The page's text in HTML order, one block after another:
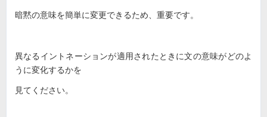
暗黙の意味を簡単に変更できるため、重要です。
異なるイントネーションが適用されたときに文の意味がどのよ
うに変化するかを
見てください。